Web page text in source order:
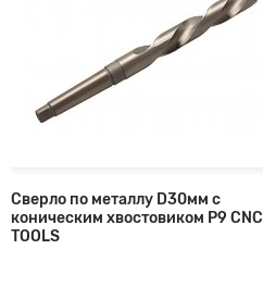
Сверло по металлу D30мм с
коническим хвостовиком Р9 CNC
TOOLS